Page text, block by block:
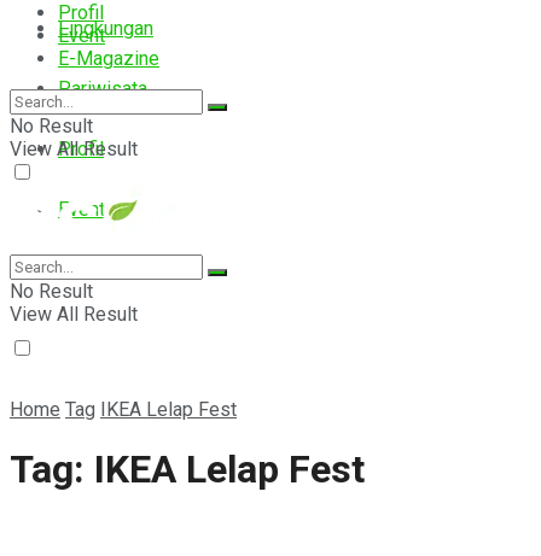
Lingkungan
Pariwisata
Profil
Event
E-Magazine
Profil
Event
E-Magazine
No Result
View All Result
No Result
View All Result
Home Tag IKEA Lelap Fest
Tag: IKEA Lelap Fest